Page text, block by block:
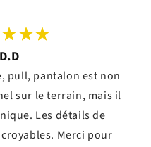
D.D
pull, pantalon est non
sur le terrain, mais il
Les détails de
Merci pour